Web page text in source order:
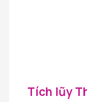
Tích lũy